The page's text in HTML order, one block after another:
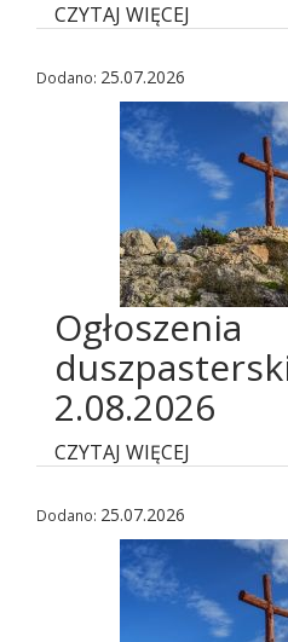
CZYTAJ WIĘCEJ
Dodano: 25.07.2026
Ogłoszenia
2.08.2026
CZYTAJ WIĘCEJ
Dodano: 25.07.2026